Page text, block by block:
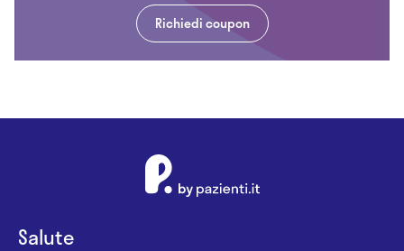
Richiedi coupon
Salute